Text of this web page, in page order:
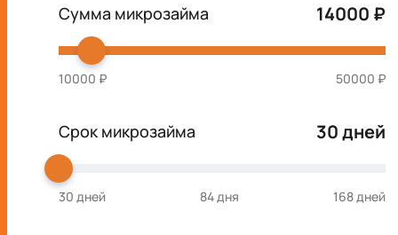
Сумма микрозайма 14000 ₽
10000 ₽ 50000 ₽
Срок микрозайма 30дней
30 дней 84дня 168дней